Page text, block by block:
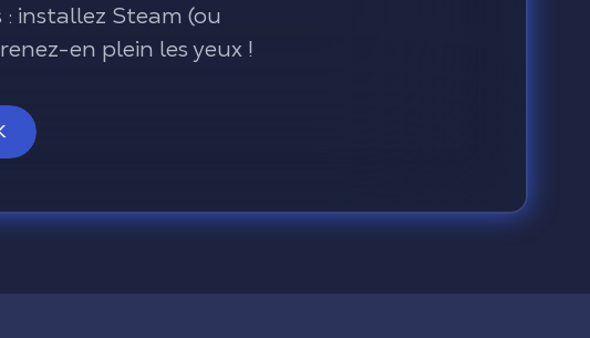
installez Steam (ou
en plein les yeux !